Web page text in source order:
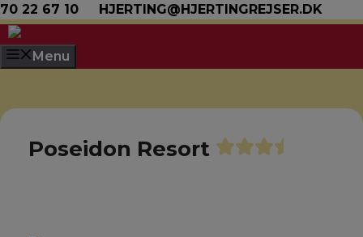
Hop til indhold
70 22 67 10 HJERTING@HJERTINGREJSER.DK
Menu
Poseidon Resort